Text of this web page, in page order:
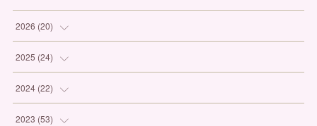
2026 (20)
(1
(3
(6
2025 (24)
(1
(7
2024 (22)
(1
2023 (53)